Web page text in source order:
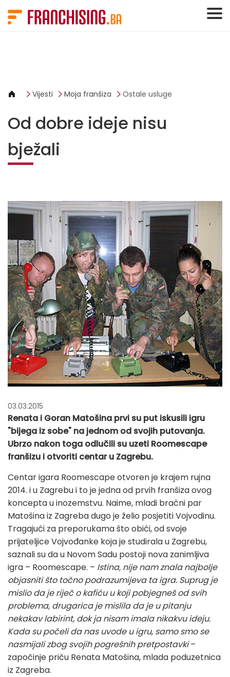
Vijesti Moja franšiza Ostale usluge
Od dobre ideje nisu
bježali
03.03.2015
Renata i Goran Matošina prvi su put iskusili igru
"bijega iz sobe" na jednom od svojih putovanja.
Ubrzo nakon toga odlučili su uzeti Roomescape
franšizu i otvoriti centar u Zagrebu.
Centar igara Roomescape otvoren je krajem rujna
2014. i u Zagrebu i to je jedna od prvih franšiza ovog
koncepta u inozemstvu. Naime, mladi bračni par
Matošina iz Zagreba dugo je želio posjetiti Vojvodinu.
Tragajući za preporukama što obići, od svoje
prijateljice Vojvođanke koja je studirala u Zagrebu,
saznali su da u Novom Sadu postoji nova zanimljiva
igra – Roomescape. – Istina, nije nam znala najbolje
objasniti što točno podrazumijeva ta igra. Suprug je
mislio da je riječ o kafiću u koji pobjegneš od svih
problema, drugarica je mislila da je u pitanju
nekakav labirint, dok ja nisam imala nikakvu ideju.
Kada su počeli da nas uvode u igru, samo smo se
nasmijali zbog svojih pogrešnih pretpostavki–
započinje priču Renata Matošina, mlada poduzetnica
iz Zagreba.